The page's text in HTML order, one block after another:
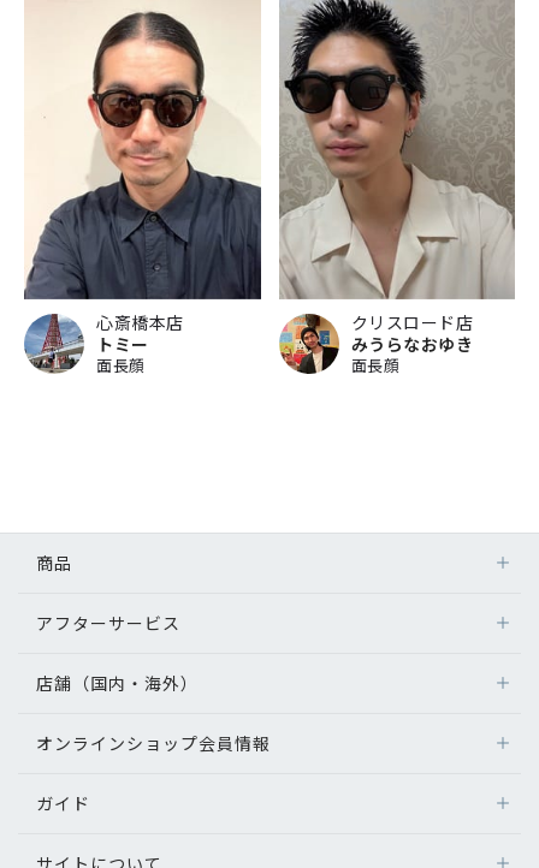
心斎橋本店
トミー
面長顔
クリスロード店
みうらなおゆき
面長顔
商品
アフターサービス
店舗（国内・海外）
オンラインショップ会員情報
ガイド
サイトについて